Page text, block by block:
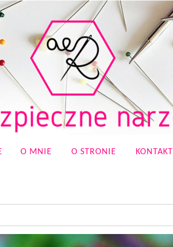
O MNIE O STRONIE KONTAKT